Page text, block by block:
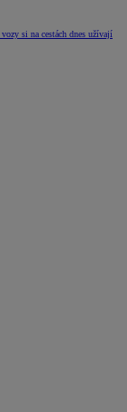
si na cestách dnes užívají